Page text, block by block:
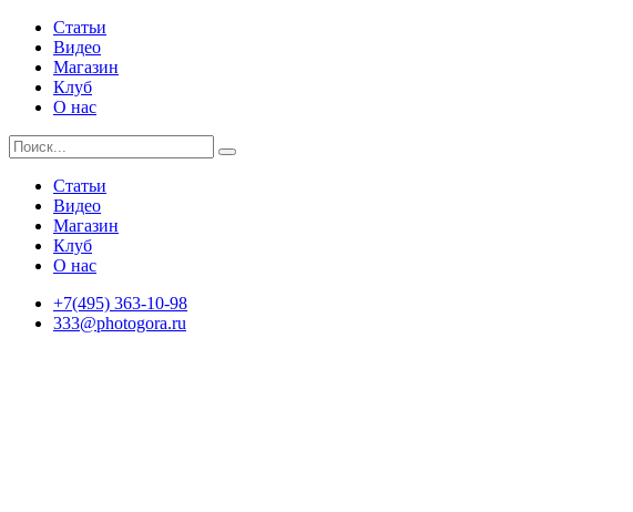
Статьи
Видео
Магазин
Клуб
О нас
Статьи
Видео
Магазин
Клуб
О нас
+7(495) 363-10-98
333@photogora.ru